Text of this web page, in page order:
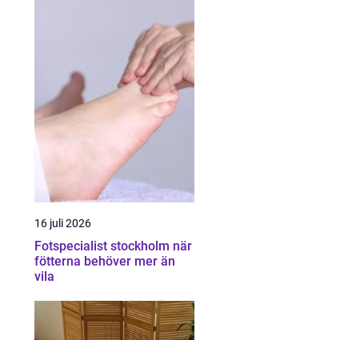
16 juli 2026
Fotspecialist stockholm när
fötterna behöver mer än
vila